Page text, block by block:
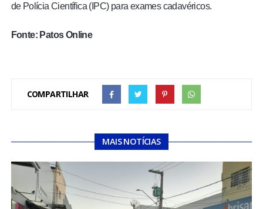
de Polícia Científica (IPC) para exames cadavéricos.
Fonte: Patos Online
COMPARTILHAR
MAIS NOTÍCIAS